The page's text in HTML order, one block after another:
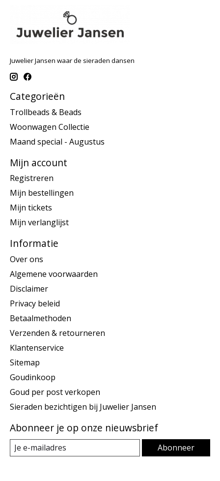
Juwelier Jansen waar de sieraden dansen
Categorieën
Trollbeads & Beads
Woonwagen Collectie
Maand special - Augustus
Mijn account
Registreren
Mijn bestellingen
Mijn tickets
Mijn verlanglijst
Informatie
Over ons
Algemene voorwaarden
Disclaimer
Privacy beleid
Betaalmethoden
Verzenden & retourneren
Klantenservice
Sitemap
Goudinkoop
Goud per post verkopen
Sieraden bezichtigen bij Juwelier Jansen
Abonneer je op onze nieuwsbrief
Abonneer